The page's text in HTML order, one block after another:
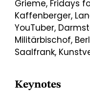
Grieme, Fridays
Kaffenberger,
YouTuber,
Militärbischof,
Saalfrank,
Keynotes